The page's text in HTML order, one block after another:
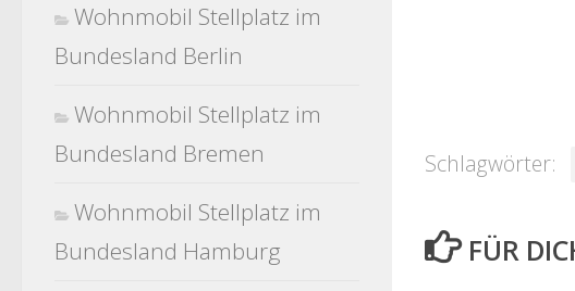
Schlagwörter:
FÜR
Wohnmobil Stellplatz im
Bundesland Berlin
Wohnmobil Stellplatz im
Bundesland Bremen
Wohnmobil Stellplatz im
Bundesland Hamburg